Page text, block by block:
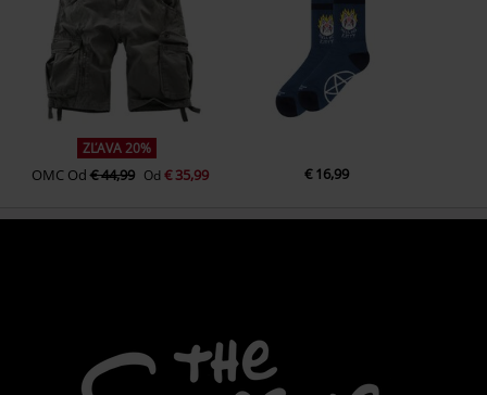
ZĽAVA 20%
OMC Od€ 44,99 Od € 35,99 € 16,99